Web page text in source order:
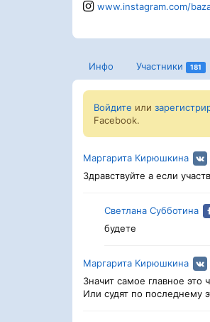
www.instagram.com/
Инфо Участники 181
Войдите или
Facebook.
Маргарита Кирюшкина
Здравствуйте а если
Светлана Субботина
будете
Маргарита Кирюшкина
Значит самое главное
Или судят по последнему